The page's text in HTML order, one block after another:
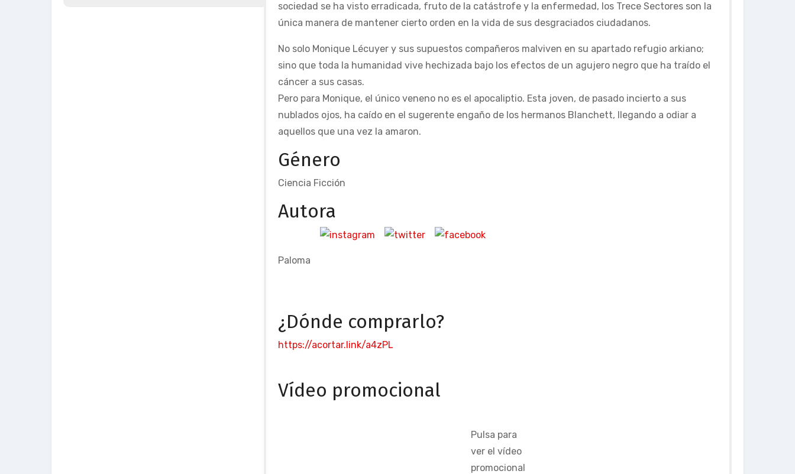
sociedad se ha visto erradicada, fruto de la catástrofe y la enfermedad, los Trece Sectores son la
única manera de mantener cierto orden en la vida de sus desgraciados ciudadanos.
No solo Monique Lécuyer y sus supuestos compañeros malviven en su apartado refugio arkiano;
sino que toda la humanidad vive hechizada bajo los efectos de un agujero negro que ha traído el
cáncer a sus casas.
Pero para Monique, el único veneno no es el apocaliptio. Esta joven, de pasado incierto a sus
nublados ojos, ha caído en el sugerente engaño de los hermanos Blanchett, llegando a odiar a
aquellos que una vez la amaron.
Género
Ciencia Ficción
Autora
Paloma
¿Dónde comprarlo?
https://acortar.link/a4zPL
Vídeo promocional
Pulsa para
ver el vídeo
promocional